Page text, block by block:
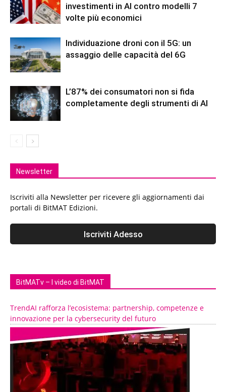
investimenti in AI contro modelli 7
volte più economici
Individuazione droni con il 5G: un
assaggio delle capacità del 6G
L’87% dei consumatori non si fida
completamente degli strumenti di AI
Newsletter
Iscriviti alla Newsletter per ricevere gli aggiornamenti dai
portali di BitMAT Edizioni.
BitMATv – I video di BitMAT
TrendAI rafforza l’ecosistema: partnership, competenze e
innovazione per la cybersecurity del futuro